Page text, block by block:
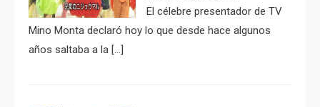
El célebre presentador de TV
Mino Monta declaró hoy lo que desde hace algunos
años saltaba a la […]